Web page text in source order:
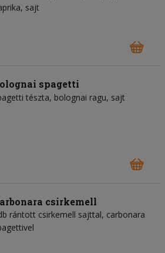
sajt
spagetti
tészta bolognai ragu sajt
csirkemell
rántott csirkemell sajttal, carbonara